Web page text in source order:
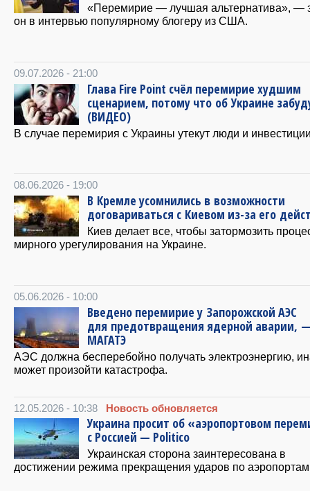
«Перемирие — лучшая альтернатива», —
он в интервью популярному блогеру из США.
09.07.2026 - 21:00
Глава Fire Point счёл перемирие худшим
сценарием, потому что об Украине
(ВИДЕО)
В случае перемирия с Украины утекут люди и
08.06.2026 - 19:00
В Кремле усомнились в возможности
договариваться с Киевом из-за его
Киев делает все, чтобы затормозить
мирного урегулирования на Украине.
05.06.2026 - 10:00
Введено перемирие у Запорожской АЭС
для предотвращения ядерной аварии,
МАГАТЭ
АЭС должна бесперебойно получать электроэнергию,
может произойти катастрофа.
12.05.2026 - 10:38 Новость обновляется
Украина просит об «аэропортовом
с Россией — Politico
Украинская сторона заинтересована в
достижении режима прекращения ударов по